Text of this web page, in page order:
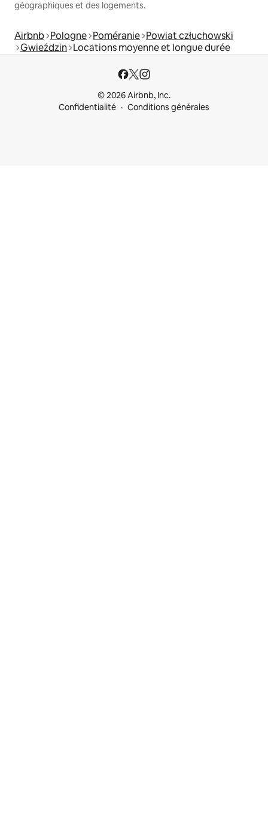
géographiques et des logements.
Airbnb Pologne Poméranie Powiat człuchowski
Gwieździn Locations moyenne et longue durée
© 2026 Airbnb, Inc.
Confidentialité
Conditions générales